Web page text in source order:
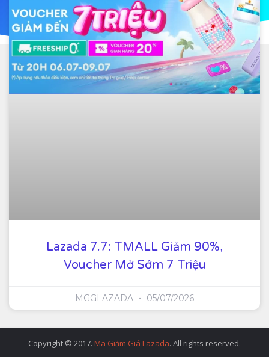
Lazada 7.7: TMALL Giảm 90%,
Voucher Mở Sớm 7 Triệu
MGGLAZADA 05/07/2026
Copyright © 2017. Mã Giảm Giá Lazada. All rights reserved.